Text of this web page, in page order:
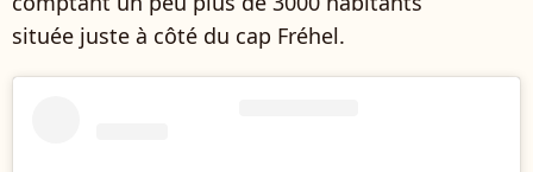
située juste à côté du cap Fréhel.